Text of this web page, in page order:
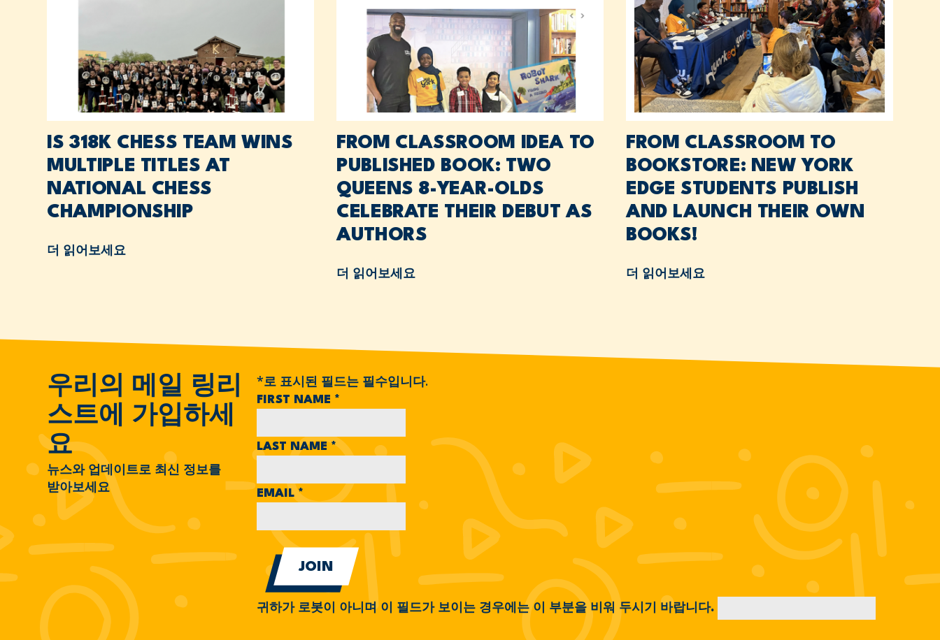
IS 318K CHESS TEAM WINS
MULTIPLE TITLES AT
NATIONAL CHESS
CHAMPIONSHIP
더 읽어보세요
FROM CLASSROOM IDEA TO
PUBLISHED BOOK: TWO
QUEENS 8-YEAR-OLDS
CELEBRATE THEIR DEBUT AS
AUTHORS
더 읽어보세요
FROM CLASSROOM TO
BOOKSTORE: NEW YORK
EDGE STUDENTS PUBLISH
AND LAUNCH THEIR OWN
BOOKS!
더 읽어보세요
우리의 메일 링리
스트에 가입하세
요
뉴스와 업데이트로 최신 정보를
받아보세요
*로 표시된 필드는 필수입니다.
FIRST NAME *
LAST NAME*
EMAIL*
귀하가 로봇이 아니며 이 필드가 보이는 경우에는 이 부분을 비워 두시기 바랍니다.